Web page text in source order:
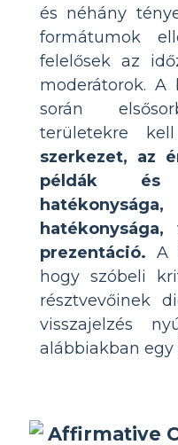
és néhány
formátumok
felelősek az
moderátorok. A
során
területekre
szerkezet, az
példák és
hatékonysága,
prezentáció. A
hogy szóbeli
résztvevőinek
visszajelzés
alábbiakban